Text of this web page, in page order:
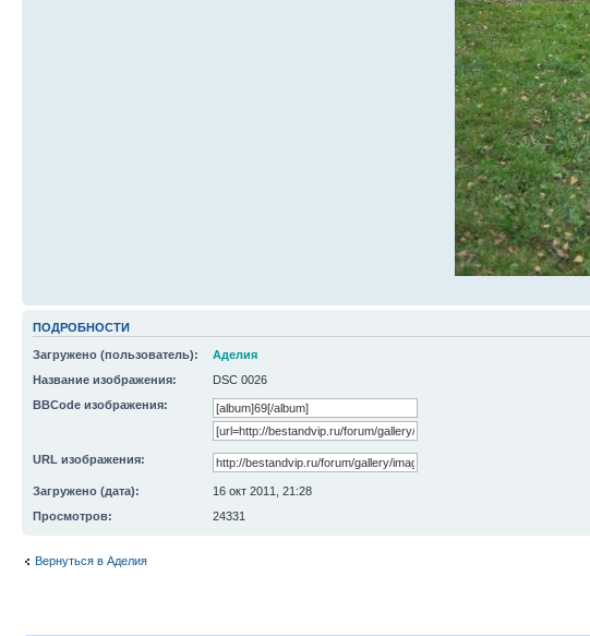
ПОДРОБНОСТИ
Загружено (пользователь):
Аделия
Название изображения:
DSC 0026
BBCode изображения:
URL изображения:
Загружено (дата):
16 окт 2011, 21:28
Просмотров:
24331
Вернуться в Аделия